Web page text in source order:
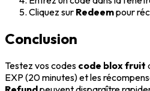
Cliquez sur Redeempour
Conclusion
Testez vos codes code blox fruit
EXP (20 minutes) et les